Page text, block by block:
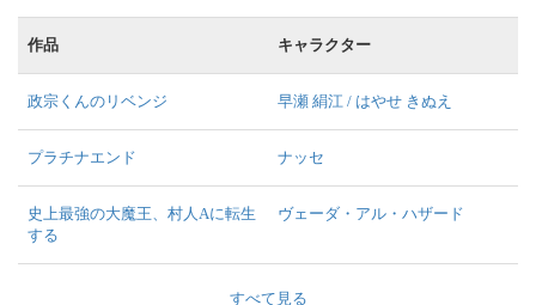
作品 キャラクター
政宗くんのリベンジ 早瀬 絹江 / はやせ きぬえ
プラチナエンド ナッセ
史上最強の大魔王、村人Aに転生
する
ヴェーダ・アル・ハザード
すべて見る